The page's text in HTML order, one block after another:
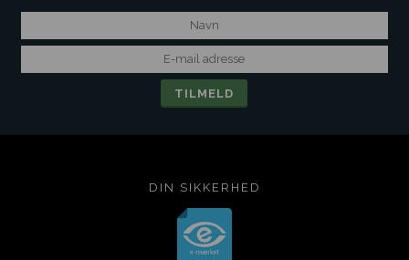
DIN SIKKERHED